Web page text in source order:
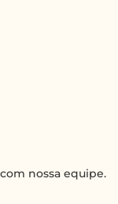
nossa equipe.